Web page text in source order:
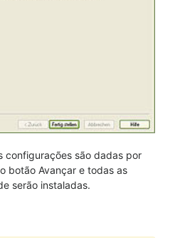
configurações são dadas por
botão Avançar e todas as
serão instaladas.